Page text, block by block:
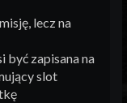
lecz na
być zapisana na
slot